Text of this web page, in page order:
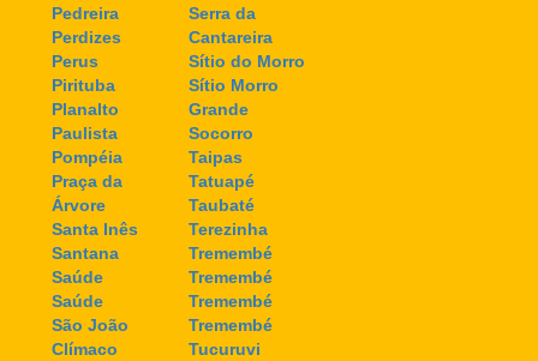
Pedreira
Perdizes
Perus
Pirituba
Planalto
Paulista
Pompéia
Praça da
Árvore
Santa Inês
Santana
Saúde
Saúde
São João
Clímaco
Serra da
Cantareira
Sítio do Morro
Sítio Morro
Grande
Socorro
Taipas
Tatuapé
Taubaté
Terezinha
Tremembé
Tremembé
Tremembé
Tremembé
Tucuruvi